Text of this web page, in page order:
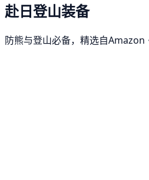
赴日登山装备
防熊与登山必备，精选自Amazon